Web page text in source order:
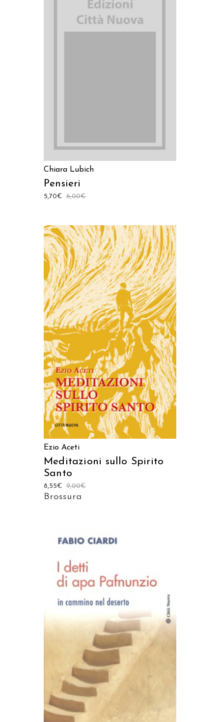
Chiara Lubich
Pensieri
6,00€
5,70€
AGGIUNGI AL CARRELLO
Ezio Aceti
Meditazioni sullo Spirito
Santo
9,00€
8,55€
Brossura
AGGIUNGI AL CARRELLO